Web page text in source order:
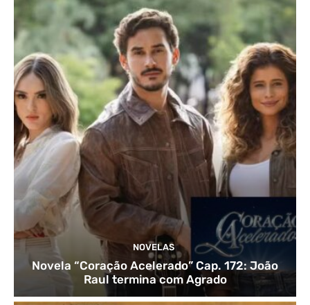
NOVELAS
Novela “Coração Acelerado” Cap. 172: João
Raul termina com Agrado